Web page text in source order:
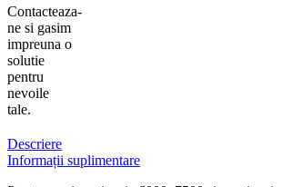
Contacteaza-
ne si gasim
impreuna o
solutie
pentru
nevoile
tale.
Descriere
Informații suplimentare